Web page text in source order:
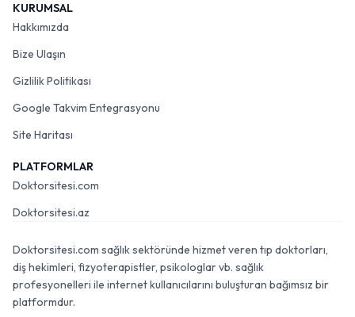
KURUMSAL
Hakkımızda
Bize Ulaşın
Gizlilik Politikası
Google Takvim Entegrasyonu
Site Haritası
PLATFORMLAR
Doktorsitesi.com
Doktorsitesi.az
Doktorsitesi.com sağlık sektöründe hizmet veren tıp doktorları,
diş hekimleri, fizyoterapistler, psikologlar vb. sağlık
profesyonelleri ile internet kullanıcılarını buluşturan bağımsız bir
platformdur.